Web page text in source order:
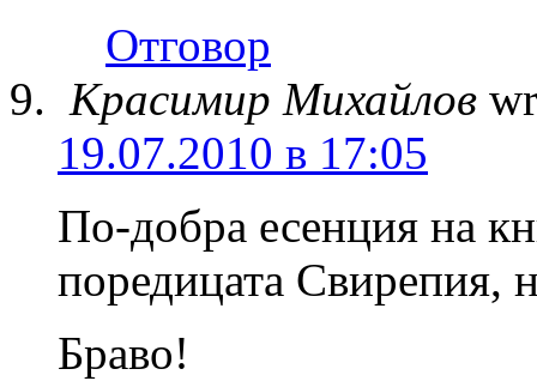
Отговор
Красимир Михайлов
19.07.2010 в 17:05
По-добра есенция на
поредицата Свирепия,
Браво!